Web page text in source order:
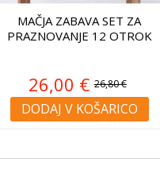
MAČJA ZABAVA SET ZA
PRAZNOVANJE 12 OTROK
26,00 €26,80 €
DODAJ V KOŠARICO